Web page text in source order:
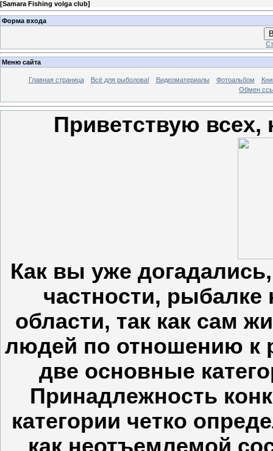
[Samara Fishing volga club]
Форма входа
Меню сайта
Главная страница Всё для рыболова! Видеоматериалы Фотоальбом
Обмен
Приветствую всех,
Как вы уже
частности,
области, так как сам
людей по отношению к
две основные
Принадлежность
категории четко
как неотъемлемой